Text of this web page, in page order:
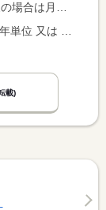
を表示しています。
載)